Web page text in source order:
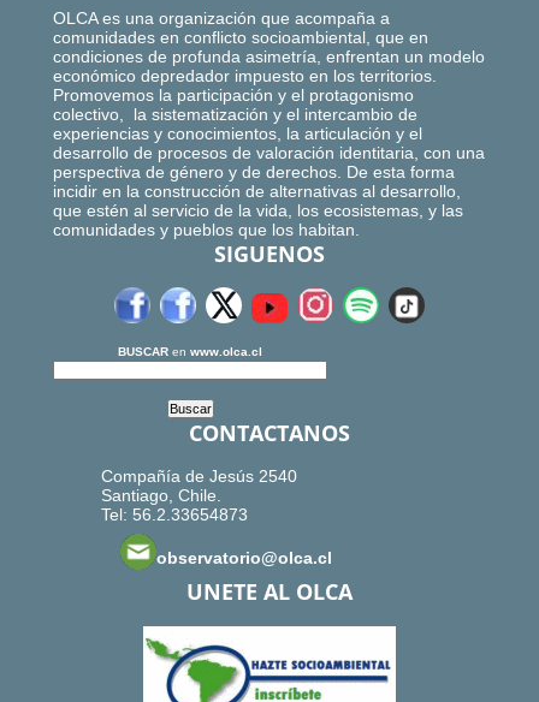
OLCA es una organización que acompaña a
comunidades en conflicto socioambiental, que en
condiciones de profunda asimetría, enfrentan un modelo
económico depredador impuesto en los territorios.
Promovemos la participación y el protagonismo
colectivo, la sistematización y el intercambio de
experiencias y conocimientos, la articulación y el
desarrollo de procesos de valoración identitaria, con una
perspectiva de género y de derechos. De esta forma
incidir en la construcción de alternativas al desarrollo,
que estén al servicio de la vida, los ecosistemas, y las
comunidades y pueblos que los habitan.
SIGUENOS
BUSCAR en www.olca.cl
CONTACTANOS
Compañía de Jesús 2540
Santiago, Chile.
Tel: 56.2.33654873
observatorio@olca.cl
UNETE AL OLCA